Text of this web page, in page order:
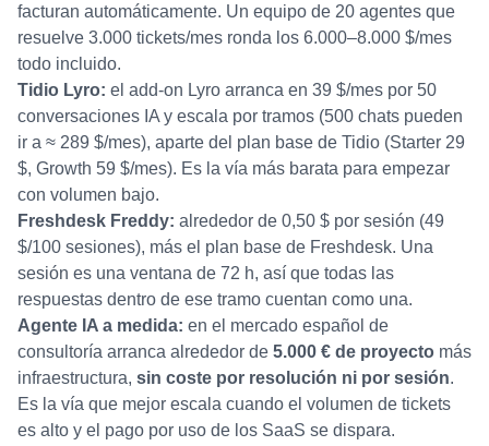
facturan automáticamente. Un equipo de 20 agentes que
resuelve 3.000 tickets/mes ronda los 6.000–8.000 $/mes
todo incluido.
Tidio Lyro: el add-on Lyro arranca en 39 $/mes por 50
conversaciones IA y escala por tramos (500 chats pueden
ir a ≈ 289 $/mes), aparte del plan base de Tidio (Starter 29
$, Growth 59 $/mes). Es la vía más barata para empezar
con volumen bajo.
Freshdesk Freddy: alrededor de 0,50 $ por sesión (49
$/100 sesiones), más el plan base de Freshdesk. Una
sesión es una ventana de 72 h, así que todas las
respuestas dentro de ese tramo cuentan como una.
Agente IA a medida: en el mercado español de
consultoría arranca alrededor de 5.000 € de proyecto más
infraestructura, sin coste por resolución ni por sesión.
Es la vía que mejor escala cuando el volumen de tickets
es alto y el pago por uso de los SaaS se dispara.